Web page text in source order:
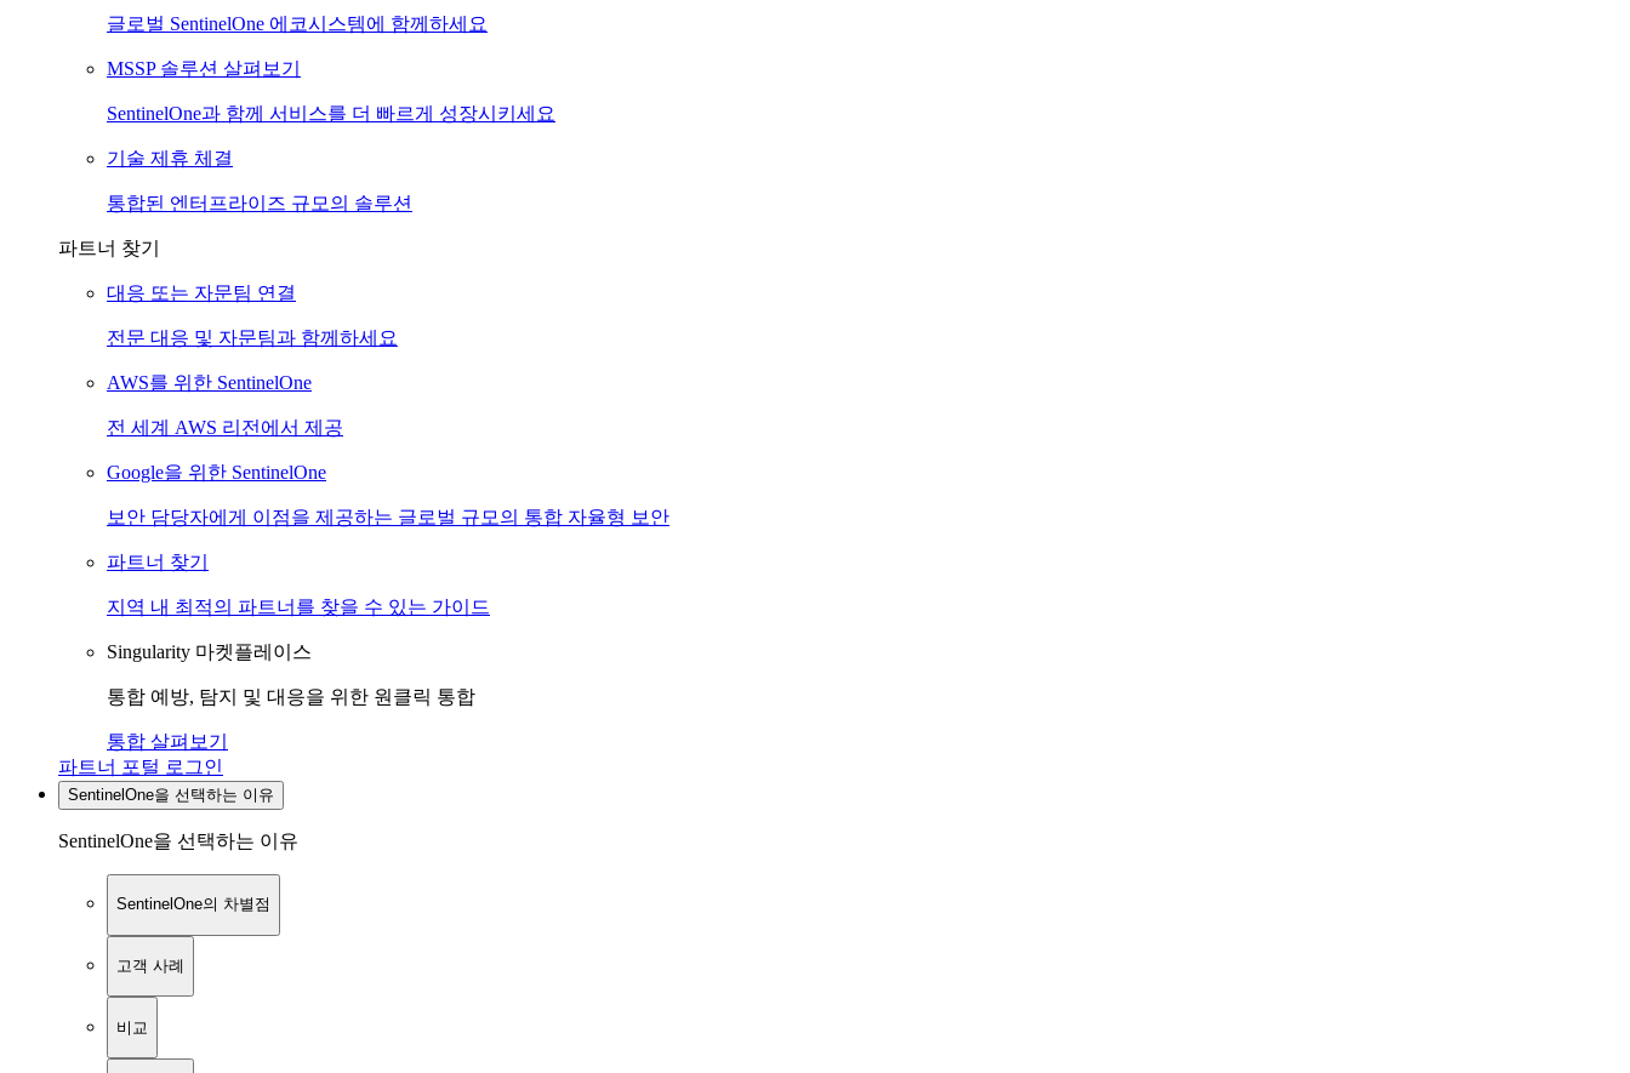
글로벌 SentinelOne 에코시스템에 함께하세요
MSSP 솔루션 살펴보기
SentinelOne과 함께 서비스를 더 빠르게 성장시키세요
기술 제휴 체결
통합된 엔터프라이즈 규모의 솔루션
파트너 찾기
대응 또는 자문팀 연결
전문 대응 및 자문팀과 함께하세요
AWS를 위한 SentinelOne
전 세계 AWS 리전에서 제공
Google을 위한 SentinelOne
보안 담당자에게 이점을 제공하는 글로벌 규모의 통합 자율형 보안
파트너 찾기
지역 내 최적의 파트너를 찾을 수 있는 가이드
Singularity 마켓플레이스
통합 예방, 탐지 및 대응을 위한 원클릭 통합
통합 살펴보기
파트너 포털 로그인
SentinelOne을 선택하는 이유
SentinelOne을 선택하는 이유
SentinelOne의 차별점
고객 사례
비교